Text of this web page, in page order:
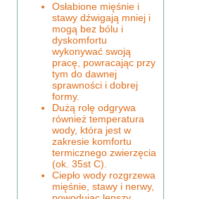
Osłabione mięśnie i
stawy dźwigają mniej i
mogą bez bólu i
dyskomfortu
wykonywać swoją
pracę, powracając przy
tym do dawnej
sprawności i dobrej
formy.
Dużą rolę odgrywa
również temperatura
wody, która jest w
zakresie komfortu
termicznego zwierzęcia
(ok. 35st C).
Ciepło wody rozgrzewa
mięśnie, stawy i nerwy,